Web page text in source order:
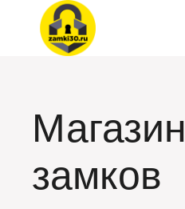
Перейти
содержимому
Магазин
замков